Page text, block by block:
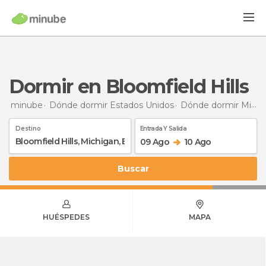
Dormir en Bloomfield Hills
minube Dónde dormir Estados Unidos Dónde dormir Michigan
Destino Entrada Y Salida
09 Ago 10 Ago
Buscar
HUÉSPEDES MAPA